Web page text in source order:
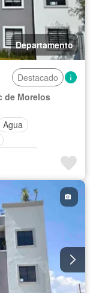
Departamento
Destacado
de Morelos
Agua
Electricidad
Jardín
Seguridad